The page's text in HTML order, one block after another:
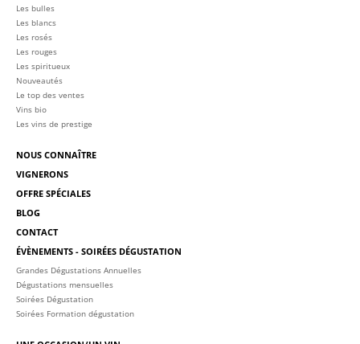
Les bulles
Les blancs
Les rosés
Les rouges
Les spiritueux
Nouveautés
Le top des ventes
Vins bio
Les vins de prestige
NOUS CONNAÎTRE
VIGNERONS
OFFRE SPÉCIALES
BLOG
CONTACT
ÉVÈNEMENTS - SOIRÉES DÉGUSTATION
Grandes Dégustations Annuelles
Dégustations mensuelles
Soirées Dégustation
Soirées Formation dégustation